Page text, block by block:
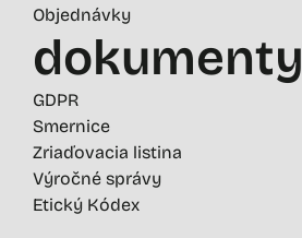
Objednávky
dokumenty
GDPR
Smernice
Zriaďovacia listina
Výročné správy
Etický Kódex